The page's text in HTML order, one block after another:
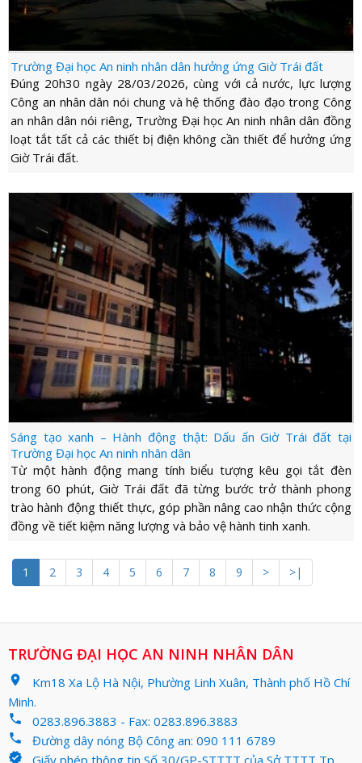
Trường Đại học An ninh nhân dân hưởng ứng Giờ Trái đất
Đúng 20h30 ngày 28/03/2026, cùng với cả nước, lực lượng
Công an nhân dân nói chung và hệ thống đào đạo trong Công
an nhân dân nói riêng, Trường Đại học An ninh nhân dân đồng
loạt tắt tất cả các thiết bị điện không cần thiết để hưởng ứng
Giờ Trái đất.
Sáng tạo xanh – Hành động thật: Dấu ấn Giờ Trái đất tại
Trường Đại học An ninh nhân dân
Từ một hành động mang tính biểu tượng kêu gọi tắt đèn
trong 60 phút, Giờ Trái đất đã từng bước trở thành phong
trào hành động thiết thực, góp phần nâng cao nhận thức cộng
đồng về tiết kiệm năng lượng và bảo vệ hành tinh xanh.
1 2 3 4 5 6 7 8 9 > >|
TRƯỜNG ĐẠI HỌC AN NINH NHÂN DÂN
location_on
Km18 Xa Lộ Hà Nội, Phường Linh Xuân, Thành phố Hồ Chí
Minh.
phone 0283.896.3883 - Fax: 0283.896.3883
phone Đường dây nóng Bộ Công an: 090 111 6789
verified Giấy phép thông tin Số 30/GP-STTTT của Sở TTTT Tp.